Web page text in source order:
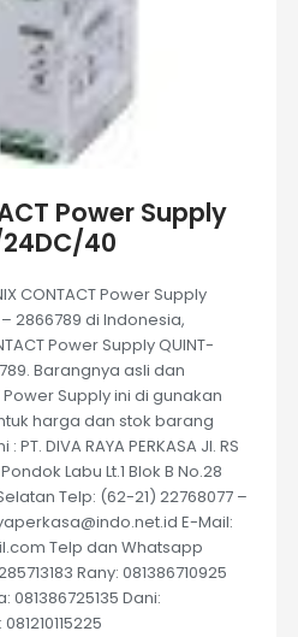
Power Supply
24DC/40
CONTACT Power Supply
2866789 di Indonesia,
Power Supply QUINT-
Barangnya asli dan
Power Supply ini di gunakan
harga dan stok barang
DIVA RAYA PERKASA Jl. RS
Labu Lt.1 Blok B No.28
Telp: (62-21) 22768077 –
E-Mail:
Telp dan Whatsapp
Rany: 081386710925
081386725135 Dani: